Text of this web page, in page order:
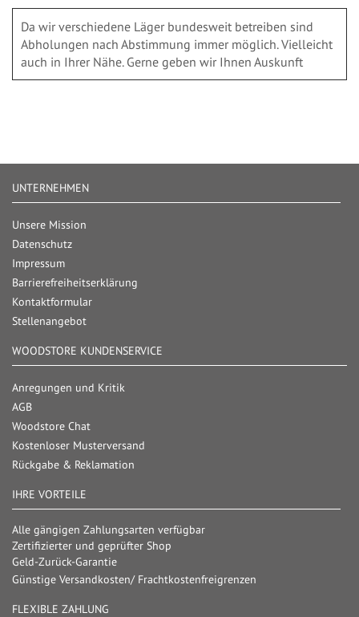
Da wir verschiedene Läger bundesweit betreiben sind
Abholungen nach Abstimmung immer möglich. Vielleicht
auch in Ihrer Nähe. Gerne geben wir Ihnen Auskunft
UNTERNEHMEN
Unsere Mission
Datenschutz
Impressum
Barrierefreiheitserklärung
Kontaktformular
Stellenangebot
WOODSTORE KUNDENSERVICE
Anregungen und Kritik
AGB
Woodstore Chat
Kostenloser Musterversand
Rückgabe & Reklamation
IHRE VORTEILE
Alle gängigen Zahlungsarten verfügbar
Zertifizierter und geprüfter Shop
Geld-Zurück-Garantie
Günstige Versandkosten/ Frachtkostenfreigrenzen
FLEXIBLE ZAHLUNG